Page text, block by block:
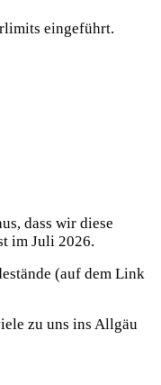
eingeführt.
dass wir diese
im Juli 2026.
(auf dem Link
zu uns ins Allgäu